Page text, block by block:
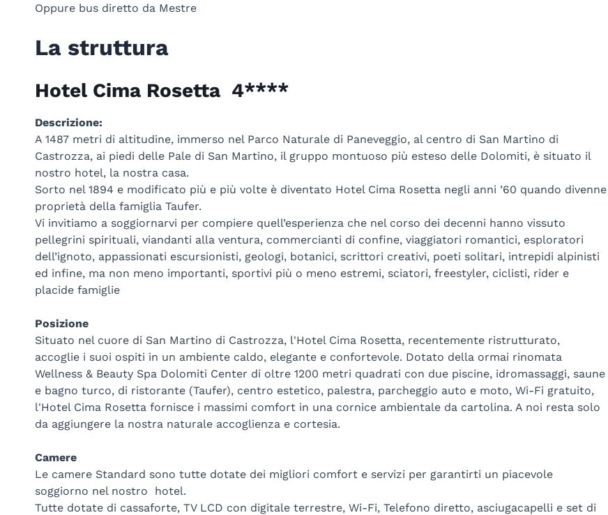
Oppure bus diretto da Mestre
La struttura
Hotel Cima Rosetta 4****
Descrizione:
A 1487 metri di altitudine, immerso nel Parco Naturale di Paneveggio, al centro di San Martino di
Castrozza, ai piedi delle Pale di San Martino, il gruppo montuoso più esteso delle Dolomiti, è situato il
nostro hotel, la nostra casa.
Sorto nel 1894 e modificato più e più volte è diventato Hotel Cima Rosetta negli anni ’60 quando divenne
proprietà della famiglia Taufer.
Vi invitiamo a soggiornarvi per compiere quell’esperienza che nel corso dei decenni hanno vissuto
pellegrini spirituali, viandanti alla ventura, commercianti di confine, viaggiatori romantici, esploratori
dell’ignoto, appassionati escursionisti, geologi, botanici, scrittori creativi, poeti solitari, intrepidi alpinisti
ed infine, ma non meno importanti, sportivi più o meno estremi, sciatori, freestyler, ciclisti, rider e
placide famiglie
Posizione
Situato nel cuore di San Martino di Castrozza, l'Hotel Cima Rosetta, recentemente ristrutturato,
accoglie i suoi ospiti in un ambiente caldo, elegante e confortevole. Dotato della ormai rinomata
Wellness & Beauty Spa Dolomiti Center di oltre 1200 metri quadrati con due piscine, idromassaggi, saune
e bagno turco, di ristorante (Taufer), centro estetico, palestra, parcheggio auto e moto, Wi-Fi gratuito,
l'Hotel Cima Rosetta fornisce i massimi comfort in una cornice ambientale da cartolina. A noi resta solo
da aggiungere la nostra naturale accoglienza e cortesia.
Camere
Le camere Standard sono tutte dotate dei migliori comfort e servizi per garantirti un piacevole
soggiorno nel nostro hotel.
Tutte dotate di cassaforte, TV LCD con digitale terrestre, Wi-Fi, Telefono diretto, asciugacapelli e set di